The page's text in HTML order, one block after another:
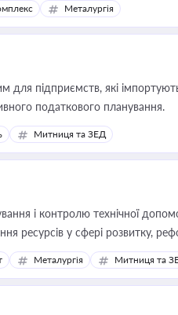
Металургія
для підприємств, які
податкового планування.
Митниця та ЗЕД
і контролю технічної
ресурсів у сфері розвитку,
Металургія Митниця та